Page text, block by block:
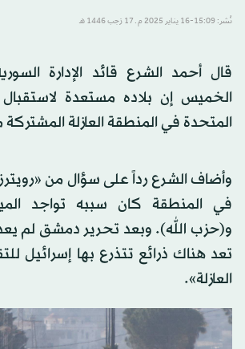
نُشر: 15:09-16 يناير 2025 م ـ 17 رَجب 1446 هـ
قال أحمد الشرع قائد الإدارة
الخميس إن بلاده مستعدة
المتحدة في المنطقة العازلة
وأضاف الشرع رداً على سؤال من
في المنطقة كان سببه تواجد
و(حزب الله). وبعد تحرير دمشق لم
تعد هناك ذرائع تتذرع بها إسرائيل
العازلة».